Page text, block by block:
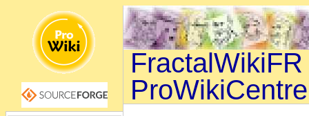
FractalWikiFR
ProWikiCentre